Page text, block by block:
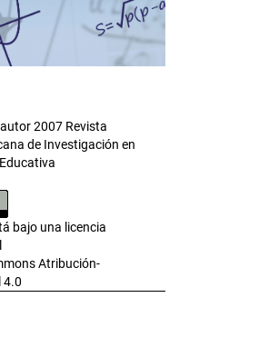
2007 Revista
de Investigación en
bajo una licencia
Atribución-
4.0